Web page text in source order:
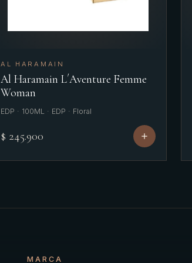
AL HARAMAIN
Al Haramain L´Aventure Femme
Woman
EDP · 100ML · EDP · Floral
$ 245.900
MARCA